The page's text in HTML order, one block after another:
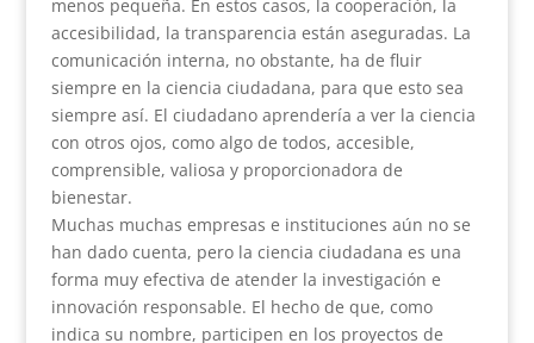
menos pequeña. En estos casos, la cooperación, la
accesibilidad, la transparencia están aseguradas. La
comunicación interna, no obstante, ha de fluir
siempre en la ciencia ciudadana, para que esto sea
siempre así. El ciudadano aprendería a ver la ciencia
con otros ojos, como algo de todos, accesible,
comprensible, valiosa y proporcionadora de
bienestar.
Muchas muchas empresas e instituciones aún no se
han dado cuenta, pero la ciencia ciudadana es una
forma muy efectiva de atender la investigación e
innovación responsable. El hecho de que, como
indica su nombre, participen en los proyectos de